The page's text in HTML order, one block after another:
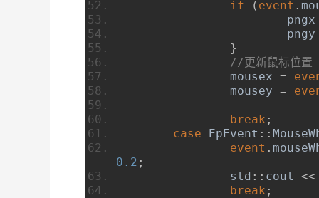
if
( event .
}
//更新鼠标位置
		mousex
=
		mousey
=
break ;
case
EpEvent ::
event .
0.2 ;
		std
:: cout <<
break ;